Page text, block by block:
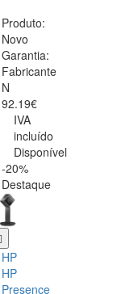
Produto:
Novo
Garantia:
Fabricante
N
92.19€
IVA
incluído
Disponível
-20%
Destaque
HP
HP
Presence